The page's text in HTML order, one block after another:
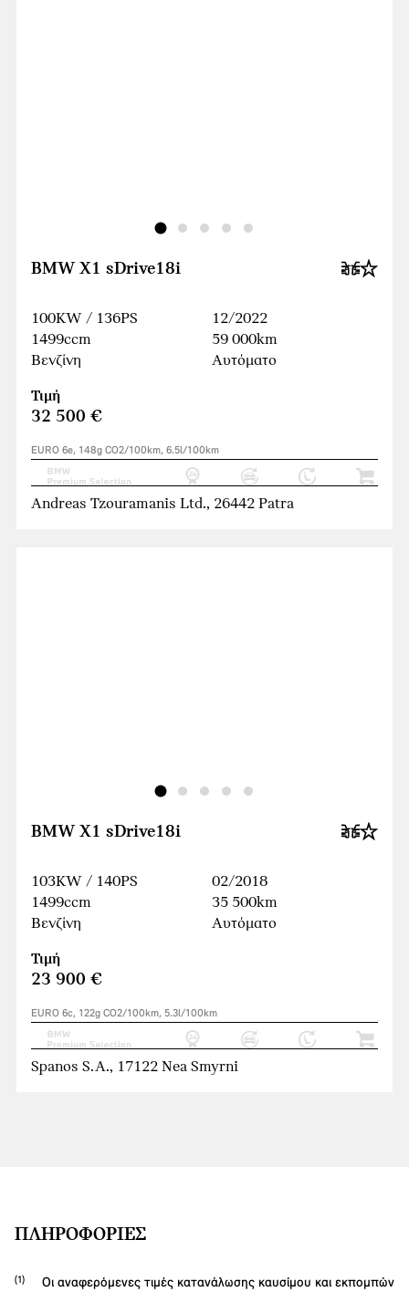
BMW X1 sDrive18i
100KW / 136PS
1499ccm
Βενζίνη
12/2022
59 000km
Αυτόματο
Τιμή
32 500 €
EURO 6e, 148g CO2/100km, 6.5l/100km
Andreas Tzouramanis Ltd., 26442 Patra
BMW X1 sDrive18i
103KW / 140PS
1499ccm
Βενζίνη
02/2018
35 500km
Αυτόματο
Τιμή
23 900 €
EURO 6c, 122g CO2/100km, 5.3l/100km
Spanos S.A., 17122 Nea Smyrni
ΠΛΗΡΟΦΟΡΊΕΣ
Οι αναφερόμενες τιμές κατανάλωσης καυσίμου και εκπομπών